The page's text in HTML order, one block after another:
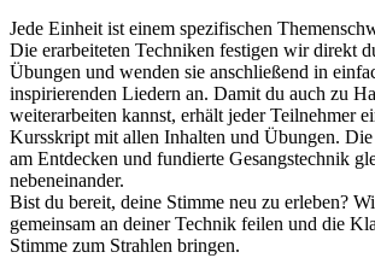
Jede Einheit ist einem spezifischen
Die erarbeiteten Techniken festigen wir direkt
Übungen und wenden sie anschließend in
inspirierenden Liedern an. Damit du auch zu
weiterarbeiten kannst, erhält jeder Teilnehmer
Kursskript mit allen Inhalten und Übungen. Die
am Entdecken und fundierte Gesangstechnik
nebeneinander.
Bist du bereit, deine Stimme neu zu erleben?
gemeinsam an deiner Technik feilen und die
Stimme zum Strahlen bringen.